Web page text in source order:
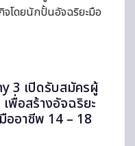
3 เปิดรับสมัครผู้
เพื่อสร้างอัจฉริยะ
ออาชีพ 14 – 18